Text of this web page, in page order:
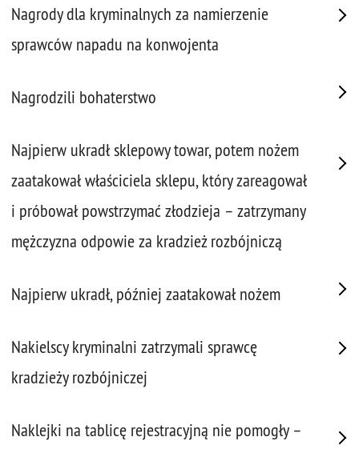
Nagrody dla kryminalnych za namierzenie
sprawców napadu na konwojenta
Nagrodzili bohaterstwo
Najpierw ukradł sklepowy towar, potem nożem
zaatakował właściciela sklepu, który zareagował
i próbował powstrzymać złodzieja – zatrzymany
mężczyzna odpowie za kradzież rozbójniczą
Najpierw ukradł, później zaatakował nożem
Nakielscy kryminalni zatrzymali sprawcę
kradzieży rozbójniczej
Naklejki na tablicę rejestracyjną nie pomogły –